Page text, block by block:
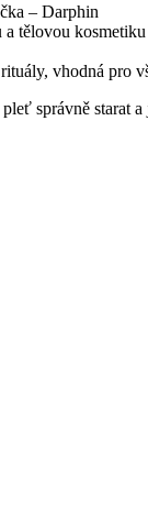
– Darphin
tělovou
vhodná pro
správně starat